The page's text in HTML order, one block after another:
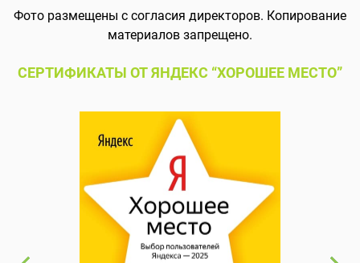
Фото размещены с согласия директоров. Копирование
материалов запрещено.
СЕРТИФИКАТЫ ОТ ЯНДЕКС “ХОРОШЕЕ МЕСТО”